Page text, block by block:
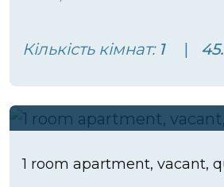
Кількість кімнат: 1
1 room apartment, vacant,